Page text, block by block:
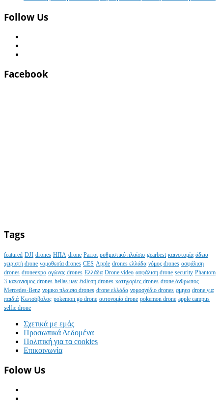
Follow Us
Facebook
Tags
featured DJI drones ΗΠΑ drone Parrot ρυθμιστικό πλαίσιο gearbest καινοτομία άδεια
χειριστή drone νομοθεσία drones CES Apple drones ελλάδα νόμος drones ασφάλιση
drones droneexpo αγώνας drones Ελλάδα Drone video ασφάλιση drone security Phantom
3 κανονισμος drones hellas uav έκθεση drones κατηγορίες drones drone άνθρωπος
Mercedes-Benz νομικο πλαισιο drones drone ελλάδα νομοσχέδιο drones σμηεα drone για
παιδιά Κωτσόβολος pokemon go drone αυτονομία drone pokemon drone apple campus
selfie drone
Σχετικά με εμάς
Προσωπικά Δεδομένα
Πολιτική για τα cookies
Επικοινωνία
Folow Us